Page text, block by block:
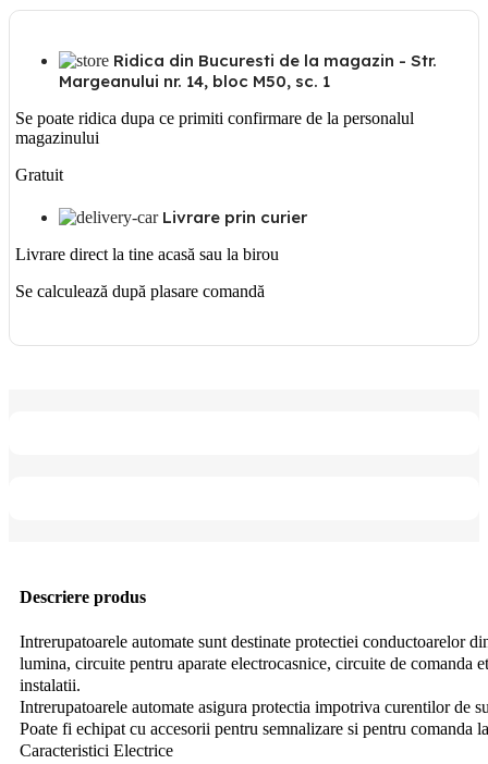
Ridica din Bucuresti de la magazin - Str.
Margeanului nr. 14, bloc M50, sc. 1
Se poate ridica dupa ce primiti confirmare de la personalul
magazinului
Gratuit
Livrare prin curier
Livrare direct la tine acasă sau la birou
Se calculează după plasare comandă
Descriere produs
Intrerupatoarele automate sunt destinate protectiei conductoarelor
lumina, circuite pentru aparate electrocasnice, circuite de comanda
instalatii.
Intrerupatoarele automate asigura protectia impotriva curentilor de
Poate fi echipat cu accesorii pentru semnalizare si pentru comanda
Caracteristici Electrice